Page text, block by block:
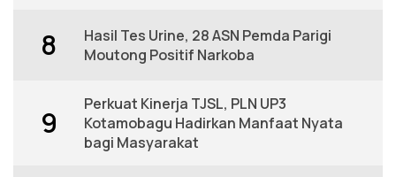
8
Hasil Tes Urine, 28 ASN Pemda Parigi
Moutong Positif Narkoba
9
Perkuat Kinerja TJSL, PLN UP3
Kotamobagu Hadirkan Manfaat Nyata
bagi Masyarakat